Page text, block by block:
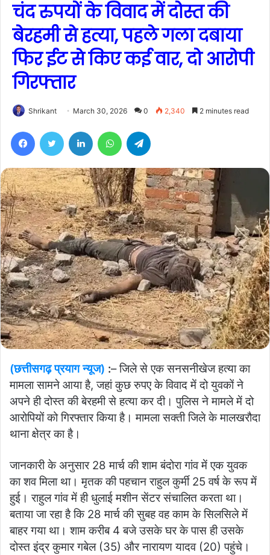
चंद रुपयों के विवाद में दोस्त की
बेरहमी से हत्या, पहले गला दबाया
फिर ईट से किए कई वार, दो आरोपी
गिरफ्तार
Shrikant March 30, 2026 0 2,340 2 minutes read
(छत्तीसगढ़ प्रयाग न्यूज) :– जिले से एक सनसनीखेज हत्या का
मामला सामने आया है, जहां कुछ रुपए के विवाद में दो युवकों ने
अपने ही दोस्त की बेरहमी से हत्या कर दी। पुलिस ने मामले में दो
आरोपियों को गिरफ्तार किया है। मामला सक्ती जिले के मालखरौदा
थाना क्षेत्र का है।
जानकारी के अनुसार 28 मार्च की शाम बंदोरा गांव में एक युवक
का शव मिला था। मृतक की पहचान राहुल कुर्मी 25 वर्ष के रूप में
हुई। राहुल गांव में ही धुलाई मशीन सेंटर संचालित करता था।
बताया जा रहा है कि 28 मार्च की सुबह वह काम के सिलसिले में
बाहर गया था। शाम करीब 4 बजे उसके घर के पास ही उसके
दोस्त इंद्र कुमार गबेल (35) और नारायण यादव (20) पहुंचे।